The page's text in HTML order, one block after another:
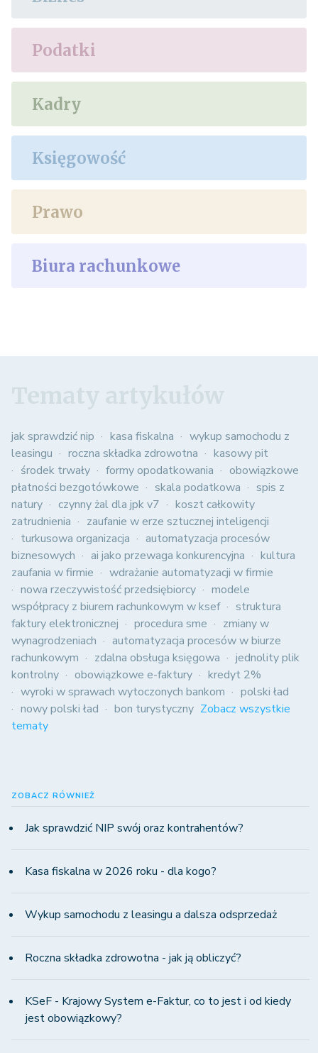
Podatki
Kadry
Księgowość
Prawo
Biura rachunkowe
jak sprawdzić nip kasa fiskalna
wykup samochodu z
leasingu
roczna składka zdrowotna
kasowy pit
środek trwały
formy opodatkowania
obowiązkowe
płatności bezgotówkowe
skala podatkowa
spis z
natury
czynny żal dla jpk v7
koszt całkowity
zatrudnienia
zaufanie w erze sztucznej inteligencji
turkusowa organizacja
automatyzacja procesów
biznesowych
ai jako przewaga konkurencyjna
kultura
zaufania w firmie
wdrażanie automatyzacji w firmie
nowa rzeczywistość przedsiębiorcy
modele
współpracy z biurem rachunkowym w ksef
struktura
faktury elektronicznej
procedura sme
zmiany w
wynagrodzeniach
automatyzacja procesów w biurze
rachunkowym
zdalna obsługa księgowa
jednolity plik
kontrolny
obowiązkowe e-faktury
kredyt 2%
wyroki w sprawach wytoczonych bankom
polski ład
nowy polski ład
bon turystyczny Zobacz wszystkie
tematy
ZOBACZ RÓWNIEŻ
Jak sprawdzić NIP swój oraz kontrahentów?
Kasa fiskalna w 2026 roku - dla kogo?
Wykup samochodu z leasingu a dalsza odsprzedaż
Roczna składka zdrowotna - jak ją obliczyć?
KSeF - Krajowy System e-Faktur, co to jest i od kiedy
jest obowiązkowy?